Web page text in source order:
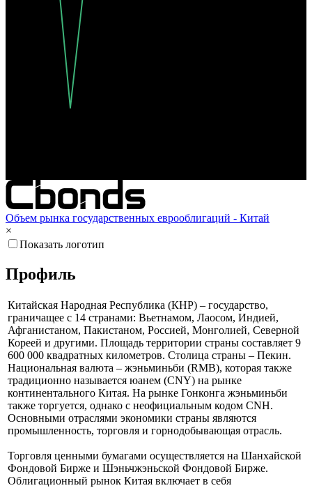
Объем рынка государственных еврооблигаций - Китай
×
Показать логотип
Профиль
Китайская Народная Республика (КНР) – государство,
граничащее с 14 странами: Вьетнамом, Лаосом, Индией,
Афганистаном, Пакистаном, Россией, Монголией, Северной
Кореей и другими. Площадь территории страны составляет 9
600 000 квадратных километров. Столица страны – Пекин.
Национальная валюта – жэньминьби (RMB), которая также
традиционно называется юанем (CNY) на рынке
континентального Китая. На рынке Гонконга жэньминьби
также торгуется, однако с неофициальным кодом CNH.
Основными отраслями экономики страны являются
промышленность, торговля и горнодобывающая отрасль.
Торговля ценными бумагами осуществляется на Шанхайской
Фондовой Бирже и Шэньчжэньской Фондовой Бирже.
Облигационный рынок Китая включает в себя